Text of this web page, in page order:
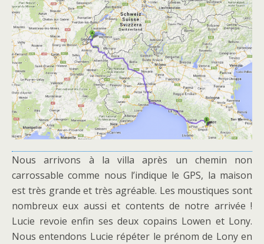
Nous arrivons à la villa après un chemin non
carrossable comme nous l’indique le GPS, la maison
est très grande et très agréable. Les moustiques sont
nombreux eux aussi et contents de notre arrivée !
Lucie revoie enfin ses deux copains Lowen et Lony.
Nous entendons Lucie répéter le prénom de Lony en